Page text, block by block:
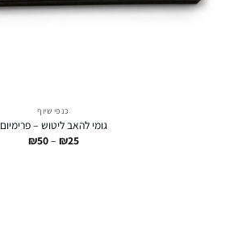
כנפי שיוף
גומי להאב ליטוש – פרימיום
₪25
–
₪50 טווח